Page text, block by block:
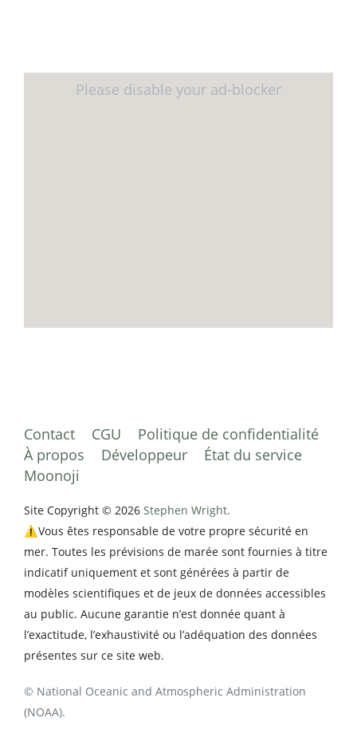
Contact CGU
Politique de confidentialité
À propos
Développeur
État du service
Moonoji
Site Copyright © 2026 Stephen Wright.
⚠️Vous êtes responsable de votre propre sécurité en
mer. Toutes les prévisions de marée sont fournies à titre
indicatif uniquement et sont générées à partir de
modèles scientifiques et de jeux de données accessibles
au public. Aucune garantie n’est donnée quant à
l’exactitude, l’exhaustivité ou l’adéquation des données
présentes sur ce site web.
© National Oceanic and Atmospheric Administration
(NOAA).